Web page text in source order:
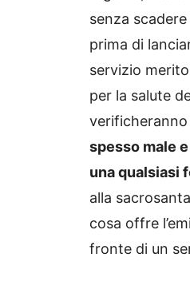
senza
prima di
servizio
per la salute
spesso male
una qualsiasi
alla
cosa offre
fronte di un